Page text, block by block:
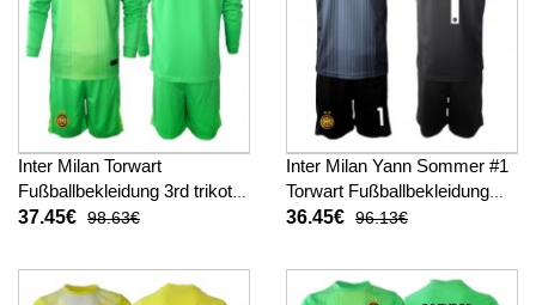
Inter Milan Torwart
Fußballbekleidung 3rd trikot
Kinder 2025-26 Langarm (+
37.45€ 98.63€
Inter Milan Yann Sommer #1
Torwart Fußballbekleidung
Heimtrikot Kinder 2025-26
36.45€ 96.13€